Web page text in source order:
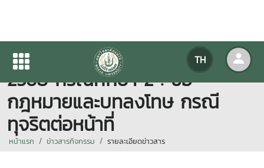
TH
เอกสารเผยแพร่โครงการ ITA
2568 กรณีศึกษา 2 : ข้อ
กฎหมายและบทลงโทษ กรณี
ทุจริตต่อหน้าที่
หน้าแรก ข่าวสารกิจกรรม รายละเอียดข่าวสาร